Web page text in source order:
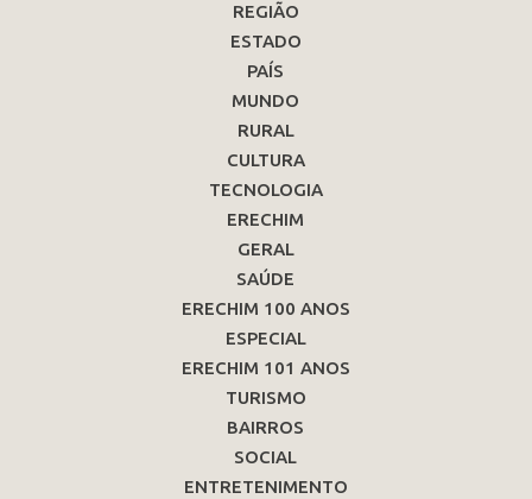
REGIÃO
ESTADO
PAÍS
MUNDO
RURAL
CULTURA
TECNOLOGIA
ERECHIM
GERAL
SAÚDE
ERECHIM 100 ANOS
ESPECIAL
ERECHIM 101 ANOS
TURISMO
BAIRROS
SOCIAL
ENTRETENIMENTO